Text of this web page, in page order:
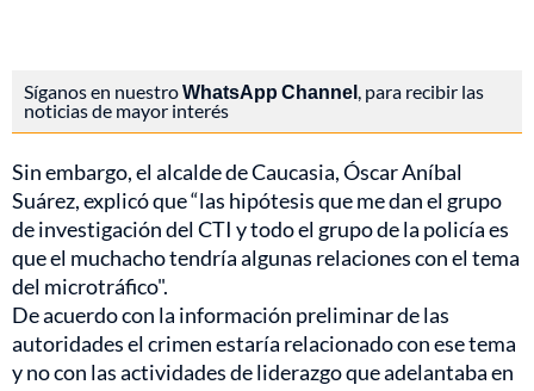
Síganos en nuestroWhatsApp Channel, para recibir las
noticias de mayor interés
Sin embargo, el alcalde de Caucasia, Óscar Aníbal
Suárez, explicó que “las hipótesis que me dan el grupo
de investigación del CTI y todo el grupo de la policía es
que el muchacho tendría algunas relaciones con el tema
del microtráfico".
De acuerdo con la información preliminar de las
autoridades el crimen estaría relacionado con ese tema
y no con las actividades de liderazgo que adelantaba en